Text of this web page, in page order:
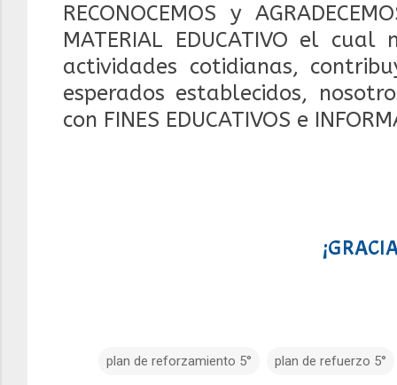
RECONOCEMOS y
MATERIAL EDUCATIVO el
actividades cotidianas,
esperados establecidos,
con FINES EDUCATIVOS e
plan de reforzamiento 5° plan de refuerzo 5°